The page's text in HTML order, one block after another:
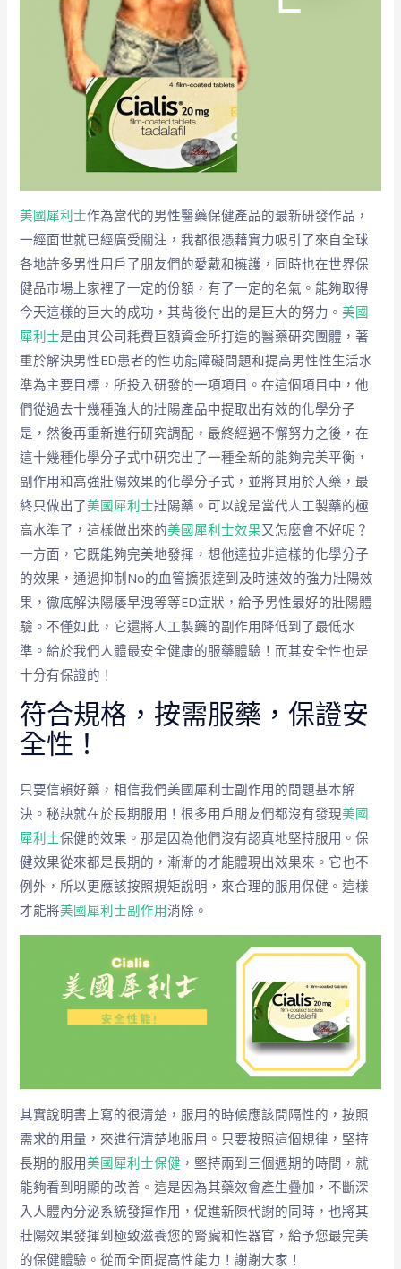
美國犀利士作為當代的男性醫藥保健產品的最新研發作品，
一經面世就已經廣受關注，我都很憑藉實力吸引了來自全球
各地許多男性用戶了朋友們的愛戴和擁護，同時也在世界保
健品市場上家裡了一定的份額，有了一定的名氣。能夠取得
今天這樣的巨大的成功，其背後付出的是巨大的努力。美國
犀利士是由其公司耗費巨額資金所打造的醫藥研究團體，著
重於解決男性ED患者的性功能障礙問題和提高男性性生活水
準為主要目標，所投入研發的一項項目。在這個項目中，他
們從過去十幾種強大的壯陽產品中提取出有效的化學分子
是，然後再重新進行研究調配，最終經過不懈努力之後，在
這十幾種化學分子式中研究出了一種全新的能夠完美平衡，
副作用和高強壯陽效果的化學分子式，並將其用於入藥，最
終只做出了美國犀利士壯陽藥。可以說是當代人工製藥的極
高水準了，這樣做出來的美國犀利士效果又怎麼會不好呢？
一方面，它既能夠完美地發揮，想他達拉非這樣的化學分子
的效果，通過抑制No的血管擴張達到及時速效的強力壯陽效
果，徹底解決陽痿早洩等等ED症狀，給予男性最好的壯陽體
驗。不僅如此，它還將人工製藥的副作用降低到了最低水
準。給於我們人體最安全健康的服藥體驗！而其安全性也是
十分有保證的！
符合規格，按需服藥，保證安
全性！
只要信賴好藥，相信我們美國犀利士副作用的問題基本解
決。秘訣就在於長期服用！很多用戶朋友們都沒有發現美國
犀利士保健的效果。那是因為他們沒有認真地堅持服用。保
健效果從來都是長期的，漸漸的才能體現出效果來。它也不
例外，所以更應該按照規矩說明，來合理的服用保健。這樣
才能將美國犀利士副作用消除。
其實說明書上寫的很清楚，服用的時候應該間隔性的，按照
需求的用量，來進行清楚地服用。只要按照這個規律，堅持
長期的服用美國犀利士保健 ，堅持兩到三個週期的時間，就
能夠看到明顯的改善。這是因為其藥效會產生疊加，不斷深
入人體內分泌系統發揮作用，促進新陳代謝的同時，也將其
壯陽效果發揮到極致滋養您的腎臟和性器官，給予您最完美
的保健體驗。從而全面提高性能力！謝謝大家！